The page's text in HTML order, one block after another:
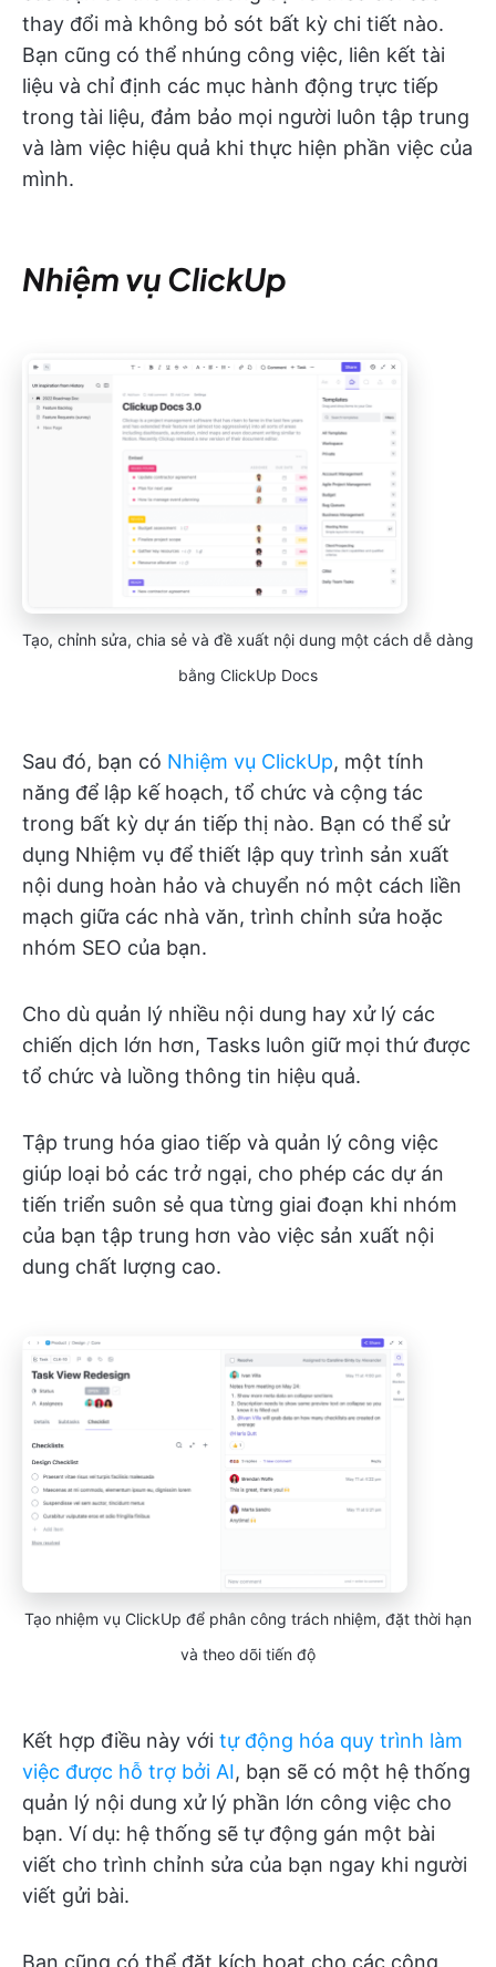
thay đổi mà không bỏ sót bất kỳ chi tiết nào.
Bạn cũng có thể nhúng công việc, liên kết tài
liệu và chỉ định các mục hành động trực tiếp
trong tài liệu, đảm bảo mọi người luôn tập trung
và làm việc hiệu quả khi thực hiện phần việc của
mình.
Nhiệm vụ ClickUp
Tạo, chỉnh sửa, chia sẻ và đề xuất nội dung một cách dễ dàng
bằng ClickUp Docs
Sau đó, bạn có Nhiệm vụ ClickUp, một tính
năng để lập kế hoạch, tổ chức và cộng tác
trong bất kỳ dự án tiếp thị nào. Bạn có thể sử
dụng Nhiệm vụ để thiết lập quy trình sản xuất
nội dung hoàn hảo và chuyển nó một cách liền
mạch giữa các nhà văn, trình chỉnh sửa hoặc
nhóm SEO của bạn.
Cho dù quản lý nhiều nội dung hay xử lý các
chiến dịch lớn hơn, Tasks luôn giữ mọi thứ được
tổ chức và luồng thông tin hiệu quả.
Tập trung hóa giao tiếp và quản lý công việc
giúp loại bỏ các trở ngại, cho phép các dự án
tiến triển suôn sẻ qua từng giai đoạn khi nhóm
của bạn tập trung hơn vào việc sản xuất nội
dung chất lượng cao.
Tạo nhiệm vụ ClickUp để phân công trách nhiệm, đặt thời hạn
và theo dõi tiến độ
Kết hợp điều này với tự động hóa quy trình làm
việc được hỗ trợ bởi AI, bạn sẽ có một hệ thống
quản lý nội dung xử lý phần lớn công việc cho
bạn. Ví dụ: hệ thống sẽ tự động gán một bài
viết cho trình chỉnh sửa của bạn ngay khi người
viết gửi bài.
Bạn cũng có thể đặt kích hoạt cho các công